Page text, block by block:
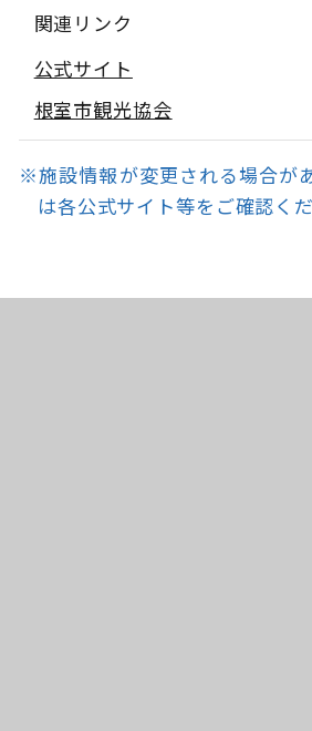
関連リンク
公式サイト
根室市観光協会
※施設情報が変更される場合が
は各公式サイト等をご確認くだ